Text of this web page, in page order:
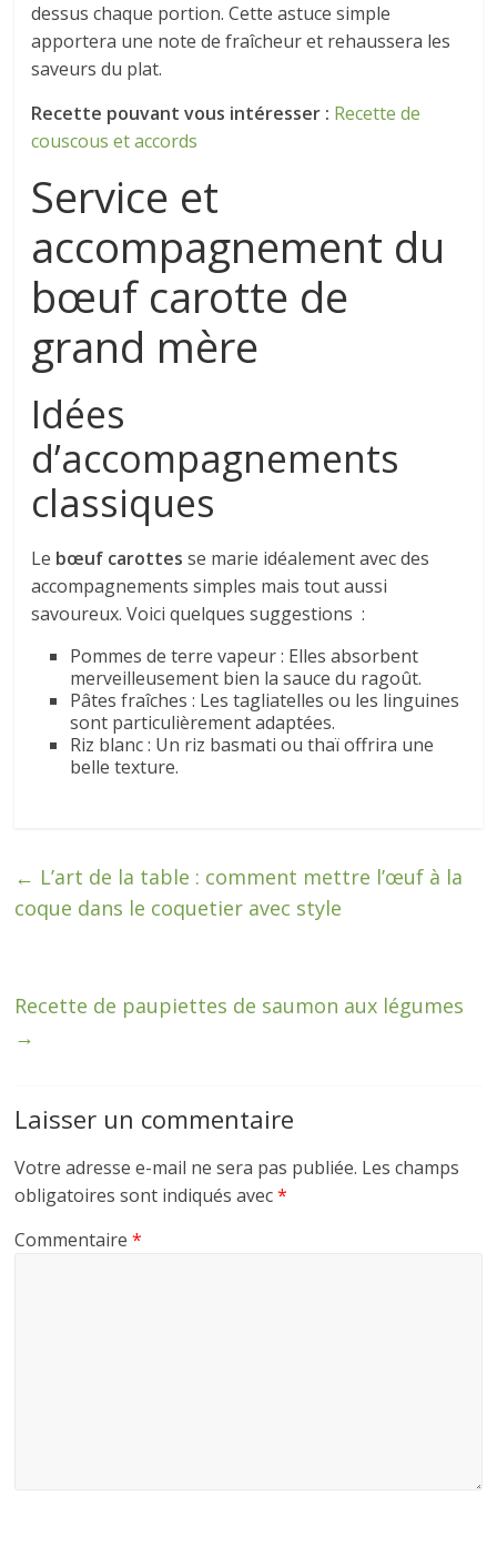
dessus chaque portion. Cette astuce simple
apportera une note de fraîcheur et rehaussera les
saveurs du plat.
Recette pouvant vous intéresser : Recette de
couscous et accords
Service et
accompagnement du
bœuf carotte de
grand mère
Idées
d’accompagnements
classiques
Le bœuf carottes se marie idéalement avec des
accompagnements simples mais tout aussi
savoureux. Voici quelques suggestions :
Pommes de terre vapeur : Elles absorbent
merveilleusement bien la sauce du ragoût.
Pâtes fraîches : Les tagliatelles ou les linguines
sont particulièrement adaptées.
Riz blanc : Un riz basmati ou thaï offrira une
belle texture.
← L’art de la table : comment mettre l’œuf à la
coque dans le coquetier avec style
Recette de paupiettes de saumon aux légumes
→
Laisser un commentaire
Votre adresse e-mail ne sera pas publiée. Les champs
obligatoires sont indiqués avec*
Commentaire*